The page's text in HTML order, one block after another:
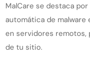
MalCare se destaca
automática de malware
en servidores remotos,
de tu sitio.